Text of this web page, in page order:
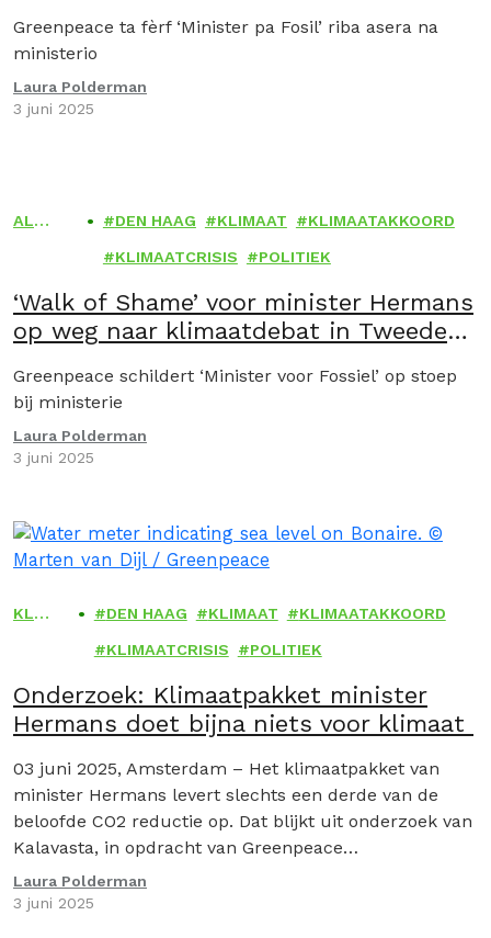
Greenpeace ta fèrf ‘Minister pa Fosil’ riba asera na
ministerio
Laura Polderman
3 juni 2025
ALGE
DEN HAAG KLIMAAT KLIMAATAKKOORD
KLIMAATCRISIS POLITIEK
‘Walk of Shame’ voor minister Hermans
op weg naar klimaatdebat in Tweede
Greenpeace schildert ‘Minister voor Fossiel’ op stoep
bij ministerie
Laura Polderman
3 juni 2025
KLI
DEN HAAG KLIMAAT KLIMAATAKKOORD
KLIMAATCRISIS POLITIEK
Onderzoek: Klimaatpakket minister
Hermans doet bijna niets voor klimaat
03 juni 2025, Amsterdam – Het klimaatpakket van
minister Hermans levert slechts een derde van de
beloofde CO2 reductie op. Dat blijkt uit onderzoek van
Kalavasta, in opdracht van Greenpeace…
Laura Polderman
3 juni 2025